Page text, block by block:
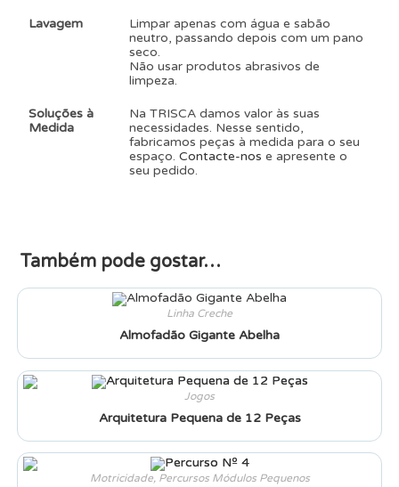
Lavagem
Limpar apenas com água e sabão
neutro, passando depois com um pano
seco.
Não usar produtos abrasivos de
limpeza.
Soluções à
Medida
Na TRISCA damos valor às suas
necessidades. Nesse sentido,
fabricamos peças à medida para o seu
espaço.Contacte-nos e apresente o
seu pedido.
Também pode gostar…
Linha Creche
Almofadão Gigante Abelha
Jogos
Arquitetura Pequena de 12 Peças
Motricidade, Percursos Módulos Pequenos